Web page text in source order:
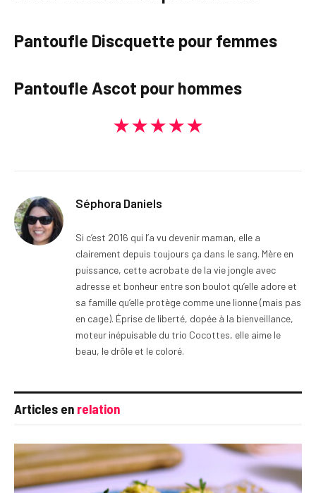
Pantoufle Discquette pour femmes
Pantoufle Ascot pour hommes
★★★★★
Séphora Daniels
Si c’est 2016 qui l’a vu devenir maman, elle a
clairement depuis toujours ça dans le sang. Mère en
puissance, cette acrobate de la vie jongle avec
adresse et bonheur entre son boulot qu’elle adore et
sa famille qu’elle protège comme une lionne (mais pas
en cage). Éprise de liberté, dopée à la bienveillance,
moteur inépuisable du trio Cocottes, elle aime le
beau, le drôle et le coloré.
Articles en relation